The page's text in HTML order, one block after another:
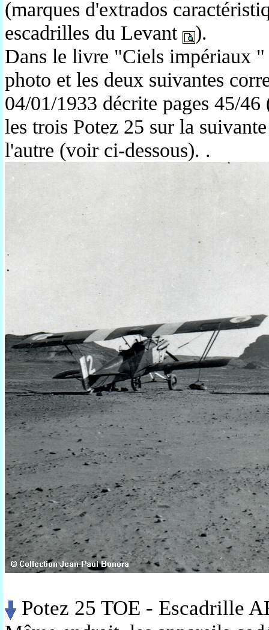
(marques d'extrados
escadrilles du Levant
).
Dans le livre "Ciels impériaux
photo et les deux suivantes
04/01/1933 décrite pages 45/
les trois Potez 25 sur la
l'autre (voir ci-dessous). .
Potez 25 TOE - Escadrille